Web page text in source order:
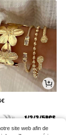
site web afin de